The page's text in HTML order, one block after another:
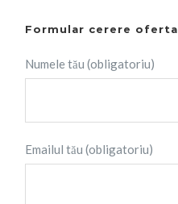
Formular cerere oferta
Numele tău (obligatoriu)
Emailul tău (obligatoriu)